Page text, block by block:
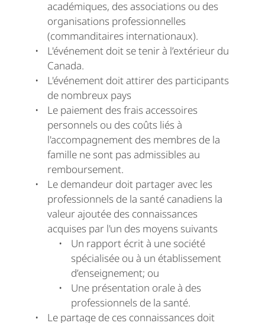
académiques, des associations ou des
organisations professionnelles
(commanditaires internationaux).
L'événement doit se tenir à l’extérieur du
Canada.
L'événement doit attirer des participants
de nombreux pays
Le paiement des frais accessoires
personnels ou des coûts liés à
l'accompagnement des membres de la
famille ne sont pas admissibles au
remboursement.
Le demandeur doit partager avec les
professionnels de la santé canadiens la
valeur ajoutée des connaissances
acquises par l'un des moyens suivants
Un rapport écrit à une société
spécialisée ou à un établissement
d’enseignement; ou
Une présentation orale à des
professionnels de la santé.
Le partage de ces connaissances doit